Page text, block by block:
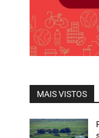
MAIS VISTOS